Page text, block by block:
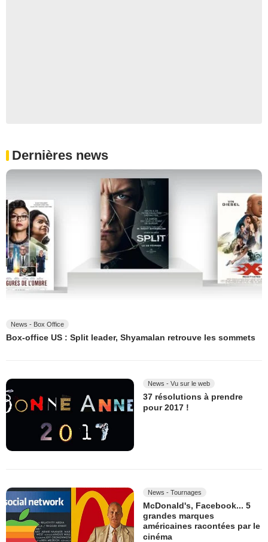
Dernières news
News - Box Office
Box-office US : Split leader, Shyamalan retrouve les sommets
News - Vu sur le web
37 résolutions à prendre
pour 2017 !
News - Tournages
McDonald's, Facebook... 5
grandes marques
américaines racontées par le
cinéma